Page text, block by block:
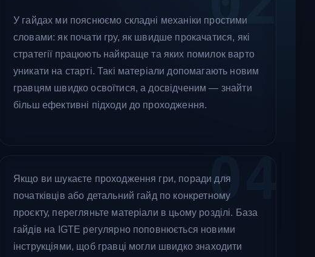
У гайдах ми пояснюємо складні механіки простими
словами: як почати гру, як швидше прокачатися, які
стратегії працюють найкраще та яких помилок варто
уникати на старті. Такі матеріали допомагають новим
гравцям швидко освоїтися, а досвідченим — знайти
більш ефективні підходи до проходження.
04
Якщо ви шукаєте проходження гри, поради для
початківців або детальний гайд по конкретному
проєкту, перегляньте матеріали в цьому розділі. База
гайдів на IGTE регулярно поповнюється новими
інструкціями, щоб гравці могли швидко знаходити